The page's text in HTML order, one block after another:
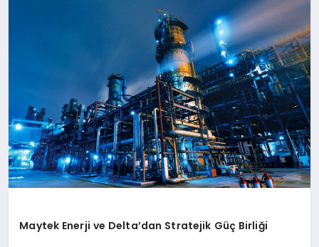
YAŞAM
Maytek Enerji ve Delta’dan Stratejik Güç Birliği